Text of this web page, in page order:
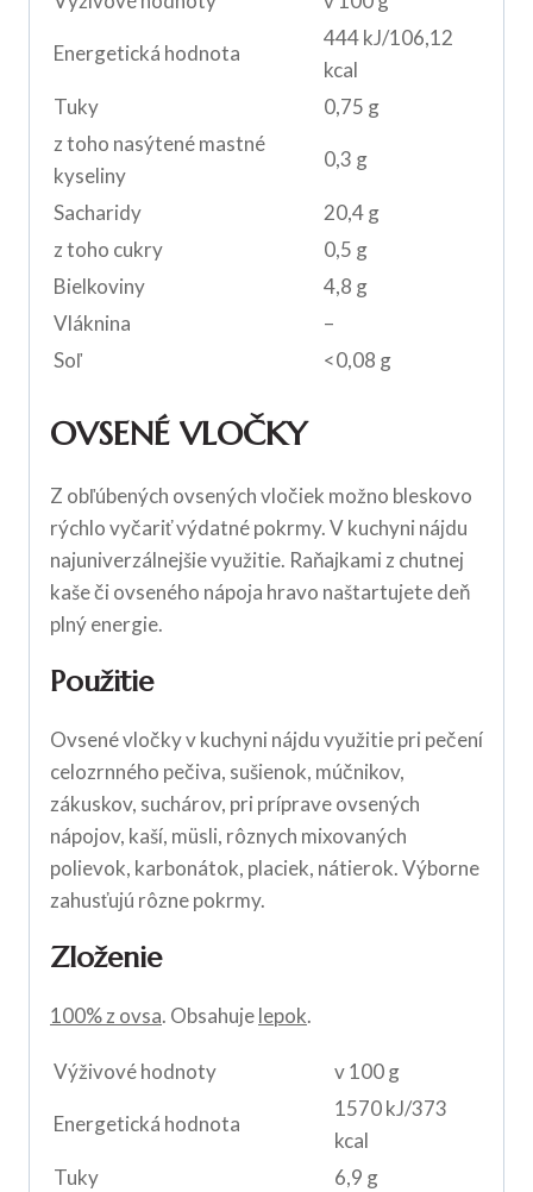
Energetická hodnota
444 kJ/106,12
kcal
Tuky
0,75 g
z toho nasýtené mastné
kyseliny
0,3 g
Sacharidy
20,4 g
z toho cukry
0,5 g
Bielkoviny
4,8 g
Vláknina
–
Soľ
<0,08 g
OVSENÉ VLOČKY
Z obľúbených ovsených vločiek možno bleskovo
rýchlo vyčariť výdatné pokrmy. V kuchyni nájdu
najuniverzálnejšie využitie. Raňajkami z chutnej
kaše či ovseného nápoja hravo naštartujete deň
plný energie.
Použitie
Ovsené vločky v kuchyni nájdu využitie pri pečení
celozrnného pečiva, sušienok, múčnikov,
zákuskov, suchárov, pri príprave ovsených
nápojov, kaší, müsli, rôznych mixovaných
polievok, karbonátok, placiek, nátierok. Výborne
zahusťujú rôzne pokrmy.
Zloženie
100% z ovsa. Obsahujelepok.
Výživové hodnoty v 100 g
Energetická hodnota
1570 kJ/373
kcal
Tuky
6,9 g